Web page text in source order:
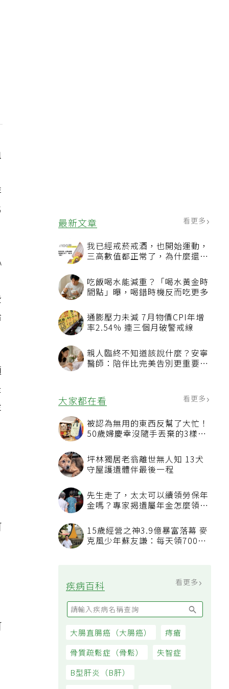
最新文章 看更多
我已經戒菸戒酒，也開始運動，
三高數值都正常了，為什麼還不
吃飯喝水能減重？「喝水黃金時
間點」曝，喝錯時機反而吃更多
通膨壓力未減 7月物價CPI年增
率2.54% 連三個月破警戒線
親人臨終不知道該說什麼？安寧
醫師：陪伴比完美告別更重要，
大家都在看
被認為無用的東西反幫了大忙！
50歲婦慶幸沒隨手丟棄的3樣物
坪林獨居老翁離世無人知 13犬
守屋護遺體伴最後一程
先生走了，太太可以續領勞保年
看順位還要看資格
15歲經營之神3.9億暴富落幕 麥
疾病百科